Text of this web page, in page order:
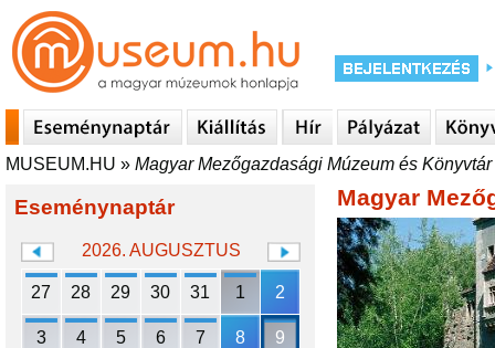
MUSEUM.HU » Magyar Mezőgazdasági Múzeum és Könyvtár
Eseménynaptár
2026. AUGUSZTUS
27 28 29 30 31 1 2
3 4 5 6 7 8 9
Magyar